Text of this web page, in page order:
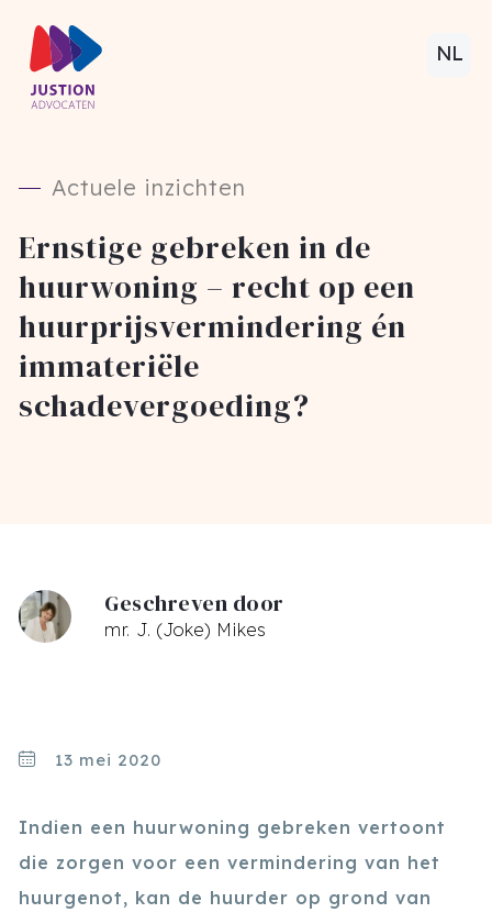
NL
Actuele inzichten
Ernstige gebreken in de
huurwoning – recht op een
huurprijsvermindering én
immateriële
schadevergoeding?
Geschreven door
mr. J. (Joke) Mikes
13 mei 2020
Indien een huurwoning gebreken vertoont
die zorgen voor een vermindering van het
huurgenot, kan de huurder op grond van